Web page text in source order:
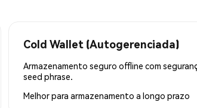
Cold Wallet (Autogerenciada)
Armazenamento seguro offline com
seed phrase.
Melhor para armazenamento a longo prazo